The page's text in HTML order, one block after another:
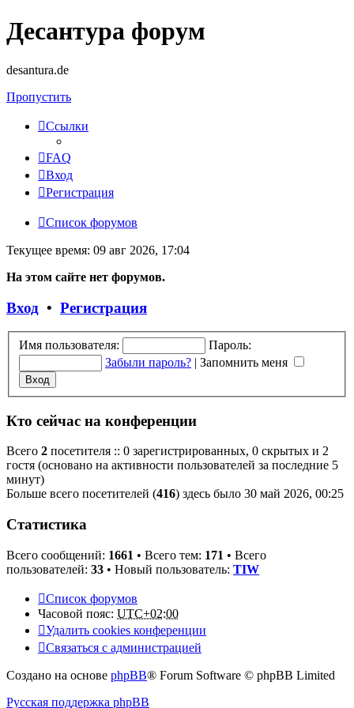
Десантура форум
desantura.de
Пропустить
Ссылки
FAQ
Вход
Регистрация
Список форумов
Текущее время: 09 авг 2026, 17:04
На этом сайте нет форумов.
Вход • Регистрация
Имя пользователя:
Пароль:
Забыли пароль? | Запомнить меня
Кто сейчас на конференции
Всего 2 посетителя :: 0 зарегистрированных, 0 скрытых и 2
гостя (основано на активности пользователей за последние 5
минут)
Больше всего посетителей (416) здесь было 30 май 2026, 00:25
Статистика
Всего сообщений: 1661 • Всего тем: 171 • Всего
пользователей: 33 • Новый пользователь: TIW
Список форумов
Часовой пояс: UTC+02:00
Удалить cookies конференции
Связаться с администрацией
Создано на основе phpBB® Forum Software © phpBB Limited
Русская поддержка phpBB